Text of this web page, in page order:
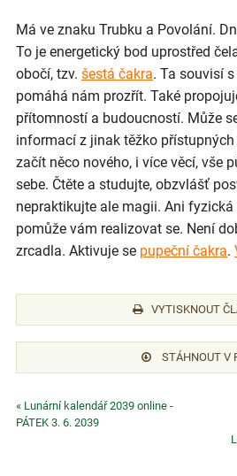
Má ve znaku Trubku a Povolání.
To je energetický bod uprostřed
obočí, tzv. šestá čakra. Ta souvisí
pomáhá nám prozřít. Také
přítomností a budoucností. Může
informací z jinak těžko
začít něco nového, i více věcí, vše
sebe. Čtěte a studujte, obzvlášť
nepraktikujte ale magii. Ani
pomůže vám realizovat se. Není
zrcadla. Aktivuje se pupeční čakra.
VYTISKNOUT
STÁHNOUT V
« Lunární kalendář 2039 online -
PÁTEK 3. 6. 2039